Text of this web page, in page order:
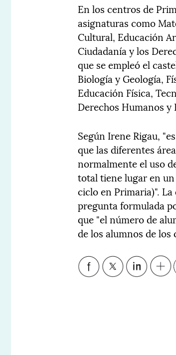
En los centros de
asignaturas como
Cultural, Educación
Ciudadanía y los
que se empleó el
Biología y Geología,
Educación Física,
Derechos Humanos
Según Irene Rigau,
que las diferentes
normalmente el uso
total tiene lugar en
ciclo en Primaria)".
pregunta formulada
que "el número de
de los alumnos de los